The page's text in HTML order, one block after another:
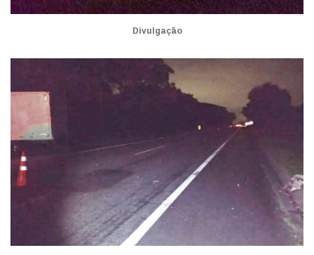
Divulgação